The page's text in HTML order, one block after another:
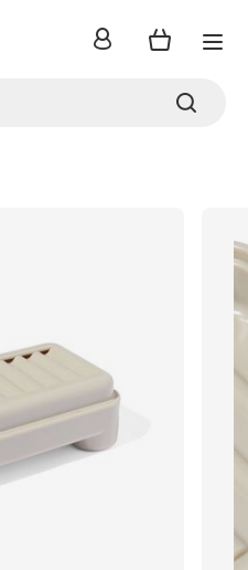
se